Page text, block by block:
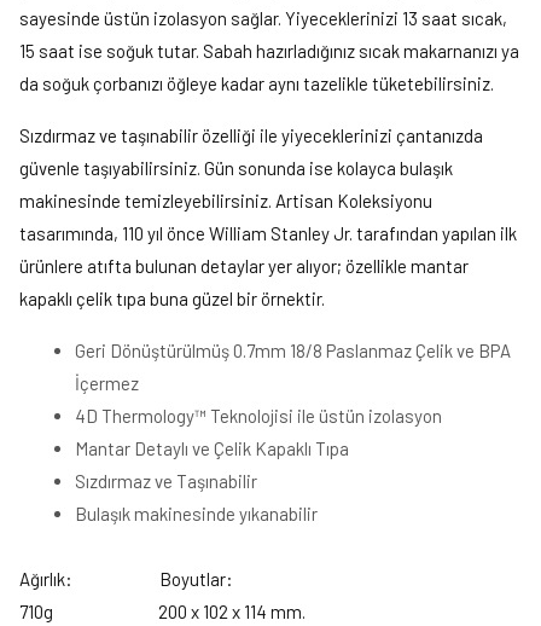
sayesinde üstün izolasyon sağlar. Yiyeceklerinizi 13 saat sıcak,
15 saat ise soğuk tutar. Sabah hazırladığınız sıcak makarnanızı ya
da soğuk çorbanızı öğleye kadar aynı tazelikle tüketebilirsiniz.
Sızdırmaz ve taşınabilir özelliği ile yiyeceklerinizi çantanızda
güvenle taşıyabilirsiniz. Gün sonunda ise kolayca bulaşık
makinesinde temizleyebilirsiniz. Artisan Koleksiyonu
tasarımında, 110 yıl önce William Stanley Jr. tarafından yapılan ilk
ürünlere atıfta bulunan detaylar yer alıyor; özellikle mantar
kapaklı çelik tıpa buna güzel bir örnektir.
Geri Dönüştürülmüş 0.7mm 18/8 Paslanmaz Çelik ve BPA
İçermez
4D Thermology™ Teknolojisi ile üstün izolasyon
Mantar Detaylı ve Çelik Kapaklı Tıpa
Sızdırmaz ve Taşınabilir
Bulaşık makinesinde yıkanabilir
Ağırlık: Boyutlar:
710g 200 x 102 x 114 mm.